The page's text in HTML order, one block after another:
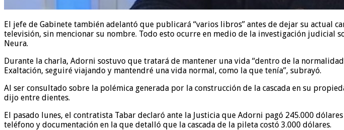
El jefe de Gabinete también adelantó que publicará “varios libros” antes de dejar su actual
televisión, sin mencionar su nombre. Todo esto ocurre en medio de la investigación judicial
Neura.
Durante la charla, Adorni sostuvo que tratará de mantener una vida “dentro de la
Exaltación, seguiré viajando y mantendré una vida normal, como la que tenía”, subrayó.
Al ser consultado sobre la polémica generada por la construcción de la cascada en su
dijo entre dientes.
El pasado lunes, el contratista Tabar declaró ante la Justicia que Adorni pagó 245.000
teléfono y documentación en la que detalló que la cascada de la pileta costó 3.000 dólares.